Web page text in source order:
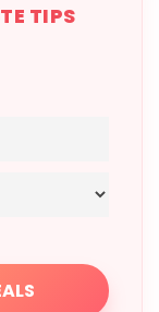
TIPS